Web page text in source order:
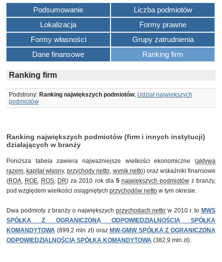
Podsumowanie
Liczba podmiotów
Lokalizacja
Formy prawne
Formy własności
Grupy zatrudnienia
Dane finansowe
Ranking firm
Ranking firm
Podstrony: Ranking największych podmiotów, Udział największych
podmiotów
Ranking największych podmiotów (firm i innych instytucji)
działających w branży
Poniższa tabela zawiera najważniejsze wielkości ekonomiczne (aktywa
razem, kapitał własny,przychody netto, wynik netto) oraz wskaźniki finansowe
(ROA, ROE, ROS, DR) za 2010 rok dla 5 największych podmiotówz branży,
pod względem wielkości osiągniętych przychodów netto w tym okresie.
Dwa podmioty z branży o największych przychodach netto w 2010 r. to MWS
SPÓŁKA Z OGRANICZONĄ ODPOWIEDZIALNOŚCIĄ SPÓŁKA
KOMANDYTOWA (899,2 mln zł) oraz MW-GMW SPÓŁKA Z OGRANICZONĄ
ODPOWIEDZIALNOŚCIĄ SPÓŁKA KOMANDYTOWA (382,9 mln zł).